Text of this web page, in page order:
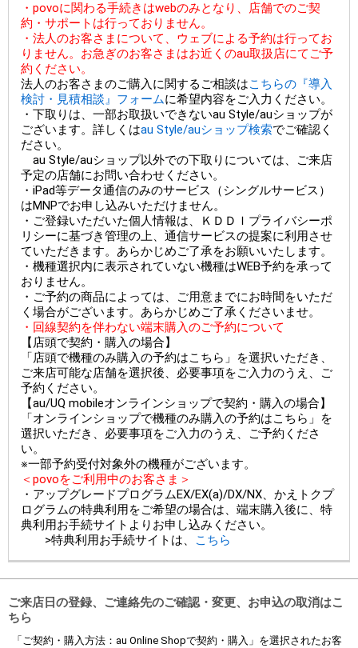
・povoに関わる手続きはwebのみとなり、店舗でのご契
約・サポートは行っておりません。
・法人のお客さまについて、ウェブによる予約は行ってお
りません。お急ぎのお客さまはお近くのau取扱店にてご予
約ください。
法人のお客さまのご購入に関するご相談はこちらの『導入
検討・見積相談』フォームに希望内容をご入力ください。
・下取りは、一部お取扱いできないau Style/auショップが
ございます。詳しくはau Style/auショップ検索でご確認く
ださい。
au Style/auショップ以外での下取りについては、ご来店
予定の店舗にお問い合わせください。
・iPad等データ通信のみのサービス（シングルサービス）
はMNPでお申し込みいただけません。
・ご登録いただいた個人情報は、ＫＤＤＩプライバシーポ
リシーに基づき管理の上、通信サービスの提案に利用させ
ていただきます。あらかじめご了承をお願いいたします。
・機種選択内に表示されていない機種はWEB予約を承って
おりません。
・ご予約の商品によっては、ご用意までにお時間をいただ
く場合がございます。あらかじめご了承くださいませ。
・回線契約を伴わない端末購入のご予約について
【店頭で契約・購入の場合】
「店頭で機種のみ購入の予約はこちら」を選択いただき、
ご来店可能な店舗を選択後、必要事項をご入力のうえ、ご
予約ください。
【au/UQ mobileオンラインショップで契約・購入の場合】
「オンラインショップで機種のみ購入の予約はこちら」を
選択いただき、必要事項をご入力のうえ、ご予約くださ
い。
※一部予約受付対象外の機種がございます。
＜povoをご利用中のお客さま＞
・アップグレードプログラムEX/EX(a)/DX/NX、かえトクプ
ログラムの特典利用をご希望の場合は、端末購入後に、特
典利用お手続サイトよりお申し込みください。
>特典利用お手続サイトは、
こちら
ご来店日の登録、ご連絡先のご確認・変更、お申込の取消はこ
ちら
「ご契約・購入方法：au Online Shopで契約・購入」を選択されたお客